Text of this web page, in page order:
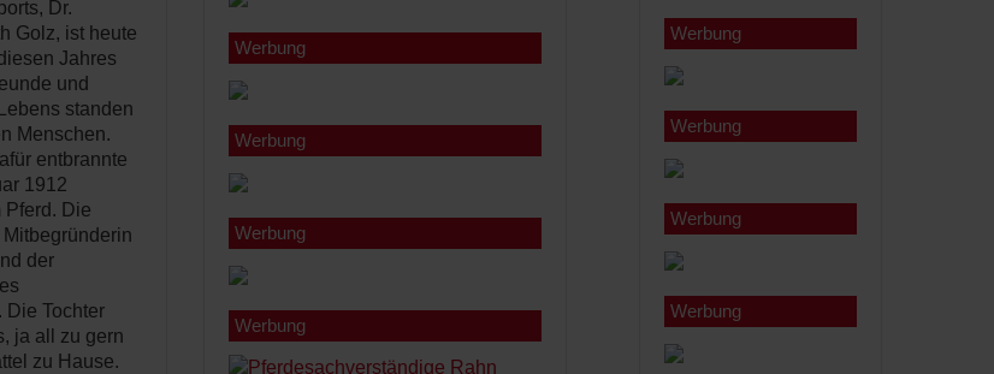
Dr.
Golz, ist heute
Jahres
und
standen
Menschen.
entbrannte
1912
Pferd. Die
der
Die Tochter
ja all zu gern
zu Hause.
Werbung
Werbung
Werbung
Werbung
Werbung
Werbung
Werbung
Werbung